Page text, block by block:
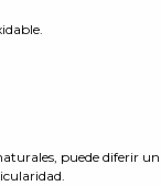
puede diferir